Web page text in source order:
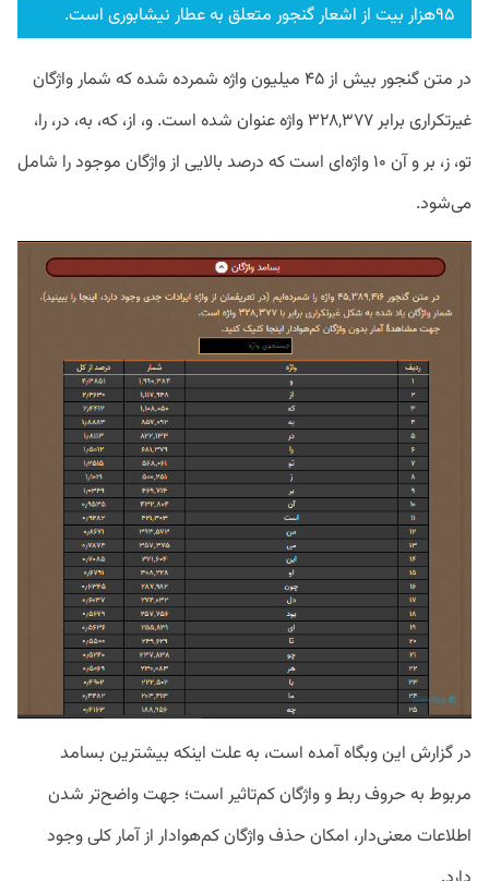
۹۵هزار بیت از اشعار گنجور متعلق به عطار نیشابوری است.
در متن گنجور بیش از ۴۵ میلیون واژه شمرده شده که شمار واژگان
غیرتکراری برابر ۳۲۸,۳۷۷ واژه عنوان شده است. و، از، که، به، در، را،
تو، ز، بر و آن ۱۰ واژه‌ای است که درصد بالایی از واژگان موجود را شامل
می‌شود.
در گزارش این وبگاه آمده است، به علت اینکه بیشترین بسامد
مربوط به حروف ربط و واژگان کم‌تاثیر است؛ جهت واضح‌تر شدن
اطلاعات معنی‌دار، امکان حذف واژگان کم‌هوادار از آمار کلی وجود